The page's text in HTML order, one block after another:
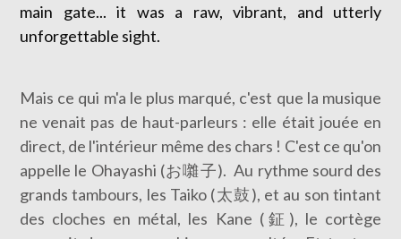
main gate... it was a raw, vibrant, and utterly
unforgettable sight.
Mais ce qui m'a le plus marqué, c'est que la musique
ne venait pas de haut-parleurs : elle était jouée en
direct, de l'intérieur même des chars ! C'est ce qu'on
appelle le Ohayashi (お囃子). Au rythme sourd des
grands tambours, les Taiko (太鼓), et au son tintant
des cloches en métal, les Kane (鉦), le cortège